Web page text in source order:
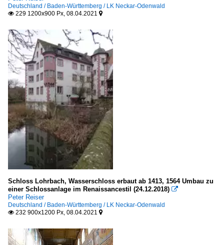
Deutschland / Baden-Württemberg / LK Neckar-Odenwald
 229 1200x900 Px, 08.04.2021 
Schloss Lohrbach, Wasserschloss erbaut ab 1413, 1564 Umbau zu
einer Schlossanlage im Renaissancestil (24.12.2018) 
Peter Reiser
Deutschland / Baden-Württemberg / LK Neckar-Odenwald
 232 900x1200 Px, 08.04.2021 